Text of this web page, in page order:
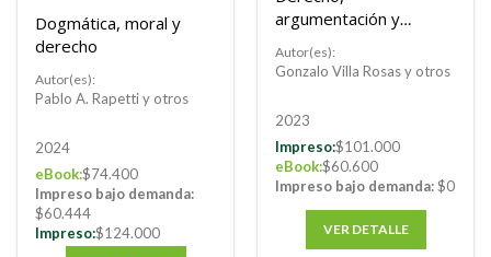
Dogmática, moral y
derecho
Autor(es):
Pablo A. Rapetti y otros
2024
eBook:$74.400
Impreso bajo demanda:
$60.444
Impreso:$124.000
argumentación y
Autor(es):
Gonzalo Villa Rosas y otros
2023
Impreso:$101.000
eBook:$60.600
Impreso bajo demanda:$0
VER DETALLE